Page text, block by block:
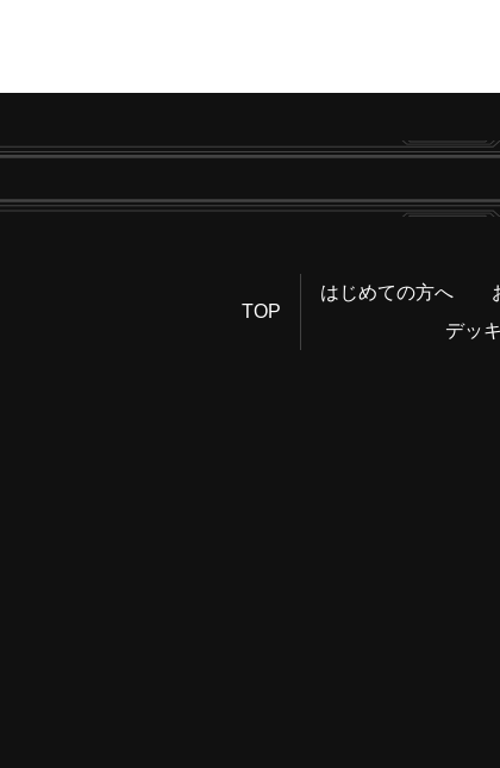
TOP
はじめての方へ
デッ